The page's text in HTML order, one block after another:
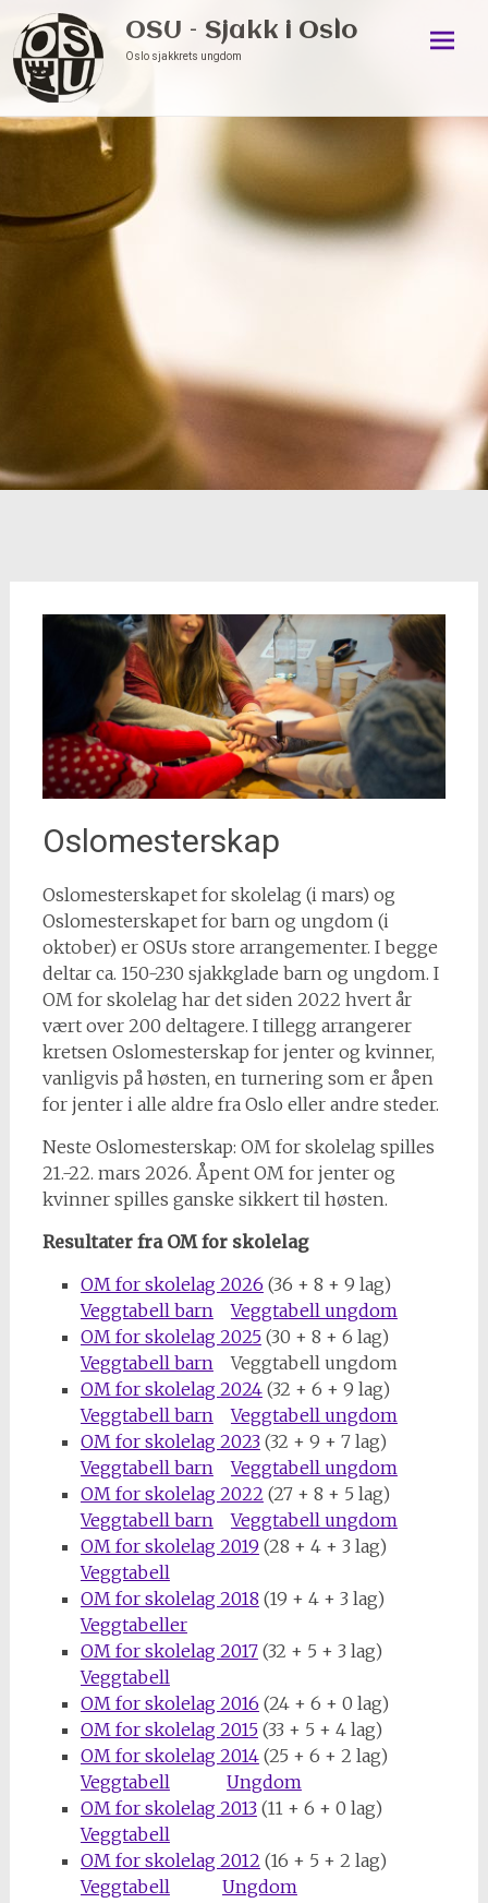
OSU – Sjakk i Oslo
Oslo sjakkrets ungdom
Oslomesterskap
Oslomesterskapet for skolelag (i mars) og
Oslomesterskapet for barn og ungdom (i
oktober) er OSUs store arrangementer. I begge
deltar ca. 150-230 sjakkglade barn og ungdom. I
OM for skolelag har det siden 2022 hvert år
vært over 200 deltagere. I tillegg arrangerer
kretsen Oslomesterskap for jenter og kvinner,
vanligvis på høsten, en turnering som er åpen
for jenter i alle aldre fra Oslo eller andre steder.
Neste Oslomesterskap: OM for skolelag spilles
21.-22. mars 2026. Åpent OM for jenter og
kvinner spilles ganske sikkert til høsten.
Resultater fra OM for skolelag
OM for skolelag 2026 (36 + 8 + 9 lag)
Veggtabell barn
Veggtabell ungdom
OM for skolelag 2025(30 + 8 + 6 lag)
Veggtabell barn Veggtabell ungdom
OM for skolelag 2024(32 + 6 + 9 lag)
Veggtabell barn
Veggtabell ungdom
OM for skolelag 2023(32 + 9 + 7 lag)
Veggtabell barn
Veggtabell ungdom
OM for skolelag 2022 (27 + 8 + 5 lag)
Veggtabell barn
Veggtabell ungdom
OM for skolelag 2019 (28 + 4 + 3 lag)
Veggtabell
OM for skolelag 2018 (19 + 4 + 3 lag)
Veggtabeller
OM for skolelag 2017(32 + 5 + 3 lag)
Veggtabell
OM for skolelag 2016 (24 + 6 + 0 lag)
OM for skolelag 2015(33 + 5 + 4 lag)
OM for skolelag 2014(25 + 6 + 2 lag)
Veggtabell
Ungdom
OM for skolelag 2013(11 + 6 + 0 lag)
Veggtabell
OM for skolelag 2012 (16 + 5 + 2 lag)
Veggtabell
Ungdom